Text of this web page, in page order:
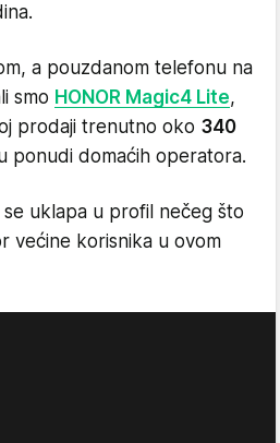
a pouzdanom telefonu na
smo HONOR Magic4 Lite,
prodaji trenutno oko 340
ponudi domaćih operatora.
uklapa u profil nečeg što
većine korisnika u ovom